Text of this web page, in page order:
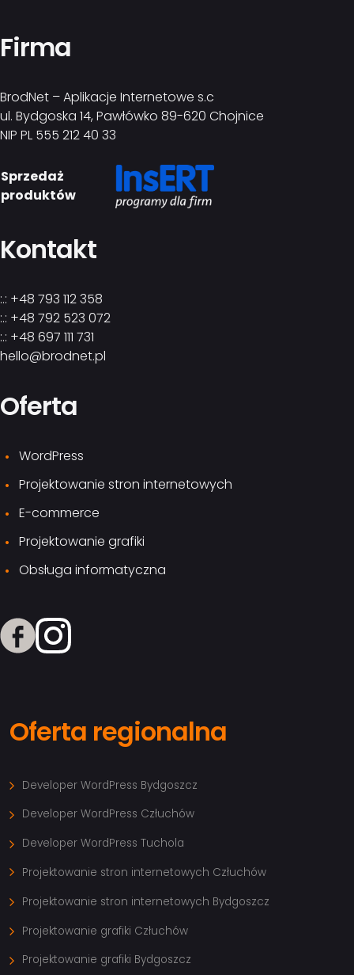
Firma
BrodNet – Aplikacje Internetowe s.c
ul. Bydgoska 14, Pawłówko 89-620 Chojnice
NIP PL 555 212 40 33
Sprzedaż
produktów
Kontakt
:.: +48 793 112 358
:.: +48 792 523 072
:.: +48 697 111 731
hello@brodnet.pl
Oferta
WordPress
Projektowanie stron internetowych
E-commerce
Projektowanie grafiki
Obsługa informatyczna
Oferta regionalna
Developer WordPress Bydgoszcz
Developer WordPress Człuchów
Developer WordPress Tuchola
Projektowanie stron internetowych Człuchów
Projektowanie stron internetowych Bydgoszcz
Projektowanie grafiki Człuchów
Projektowanie grafiki Bydgoszcz